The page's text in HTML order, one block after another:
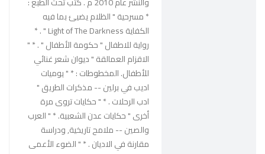
* مسرحية " الظلام يضيئ بما فيه
الكفاية Light of The Darkness " . *
رواية للاطفال " حكومة الأطفال " . * "
الاقزام العمالقة " ديوان شعر غنائي
للأطفال. المخطوطات : * " يوميات
اديب في برلين -- مذكرات الطريق "
ادب الرحلات . * " حكايات تروى مرة
أخرى " حكايات عدن الشعبية. * " العرب
والصين -- ملامح تاريخية, ودراسة
مقارنة في الاديان . * " الضوء الأعمى